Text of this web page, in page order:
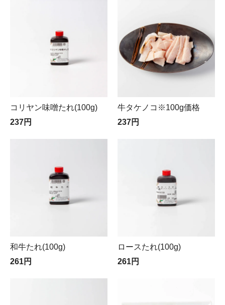
コリヤン味噌たれ(100g)
237円
牛タケノコ※100g価格
237円
和牛たれ(100g)
261円
ロースたれ(100g)
261円